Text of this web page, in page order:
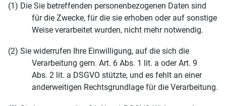
(1) Die Sie betreffenden personenbezogenen Daten sind
für die Zwecke, für die sie erhoben oder auf sonstige
Weise verarbeitet wurden, nicht mehr notwendig.
(2) Sie widerrufen Ihre Einwilligung, auf die sich die
Verarbeitung gem. Art. 6 Abs. 1 lit. a oder Art. 9
Abs. 2 lit. a DSGVO stützte, und es fehlt an einer
anderweitigen Rechtsgrundlage für die Verarbeitung.